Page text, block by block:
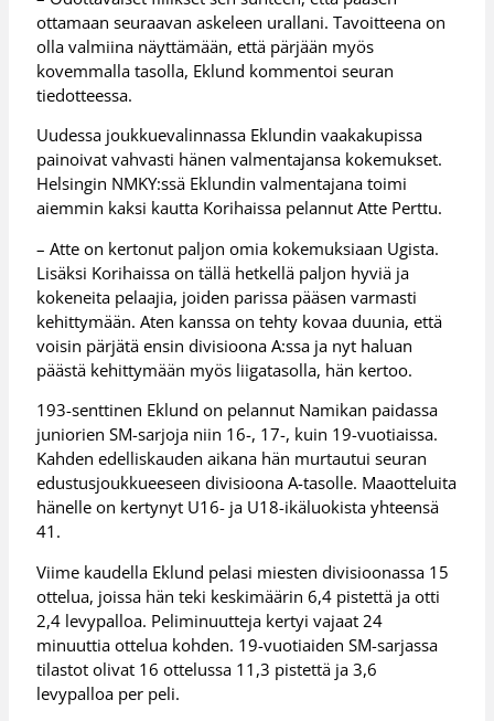
ottamaan seuraavan askeleen urallani. Tavoitteena on
olla valmiina näyttämään, että pärjään myös
kovemmalla tasolla, Eklund kommentoi seuran
tiedotteessa.
Uudessa joukkuevalinnassa Eklundin vaakakupissa
painoivat vahvasti hänen valmentajansa kokemukset.
Helsingin NMKY:ssä Eklundin valmentajana toimi
aiemmin kaksi kautta Korihaissa pelannut Atte Perttu.
– Atte on kertonut paljon omia kokemuksiaan Ugista.
Lisäksi Korihaissa on tällä hetkellä paljon hyviä ja
kokeneita pelaajia, joiden parissa pääsen varmasti
kehittymään. Aten kanssa on tehty kovaa duunia, että
voisin pärjätä ensin divisioona A:ssa ja nyt haluan
päästä kehittymään myös liigatasolla, hän kertoo.
193-senttinen Eklund on pelannut Namikan paidassa
juniorien SM-sarjoja niin 16-, 17-, kuin 19-vuotiaissa.
Kahden edelliskauden aikana hän murtautui seuran
edustusjoukkueeseen divisioona A-tasolle. Maaotteluita
hänelle on kertynyt U16- ja U18-ikäluokista yhteensä
41.
Viime kaudella Eklund pelasi miesten divisioonassa 15
ottelua, joissa hän teki keskimäärin 6,4 pistettä ja otti
2,4 levypalloa. Peliminuutteja kertyi vajaat 24
minuuttia ottelua kohden. 19-vuotiaiden SM-sarjassa
tilastot olivat 16 ottelussa 11,3 pistettä ja 3,6
levypalloa per peli.